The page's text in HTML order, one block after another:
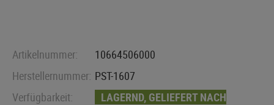
Artikelnummer:
10664506000
Herstellernummer: PST-1607
Verfügbarkeit:
LAGERND, GELIEFERT NACH